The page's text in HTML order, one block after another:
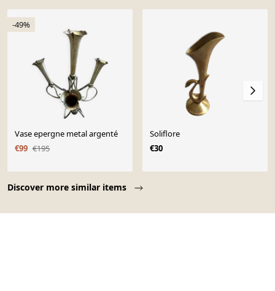
Discover more similar items
-49%
Vase epergne metal argenté
€99 €195
Soliflore
€30